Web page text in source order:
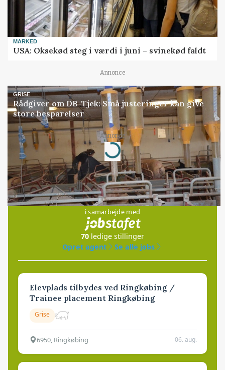
MARKED
USA: Oksekød steg i værdi i juni – svinekød faldt
Annonce
GRISE
Rådgiver om DB-Tjek: Små justeringer kan give
store besparelser
Annonce
Loading...
Jobs
i samarbejde med
70 ledige stillinger
Opret agent
Se alle jobs
Elevplads tilbydes ved Ringkøbing /
Trainee placement Ringkøbing
Grise
6950, Ringkøbing 06. aug.